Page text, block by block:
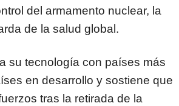
del armamento nuclear, la
de la salud global.
su tecnología con países más
en desarrollo y sostiene que
tras la retirada de la